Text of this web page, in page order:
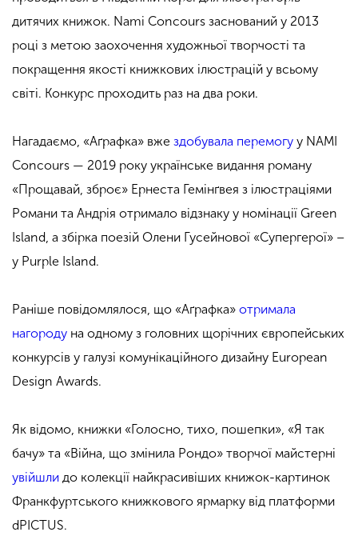
дитячих книжок. Nami Concours заснований у 2013
році з метою заохочення художньої творчості та
покращення якості книжкових ілюстрацій у всьому
світі. Конкурс проходить раз на два роки.
Нагадаємо, «Аґрафка» вже здобувала перемогу у NAMI
Concours — 2019 року українське видання роману
«Прощавай, зброє» Ернеста Гемінґвея з ілюстраціями
Романи та Андрія отримало відзнаку у номінації Green
Island, а збірка поезій Олени Гусейнової «Супергерої» –
у Purple Island.
Раніше повідомлялося, що «Аґрафка» отримала
нагороду на одному з головних щорічних європейських
конкурсів у галузі комунікаційного дизайну European
Design Awards.
Як відомо, книжки «Голосно, тихо, пошепки», «Я так
бачу» та «Війна, що змінила Рондо» творчої майстерні
увійшли до колекції найкрасивіших книжок-картинок
Франкфуртського книжкового ярмарку від платформи
dPICTUS.